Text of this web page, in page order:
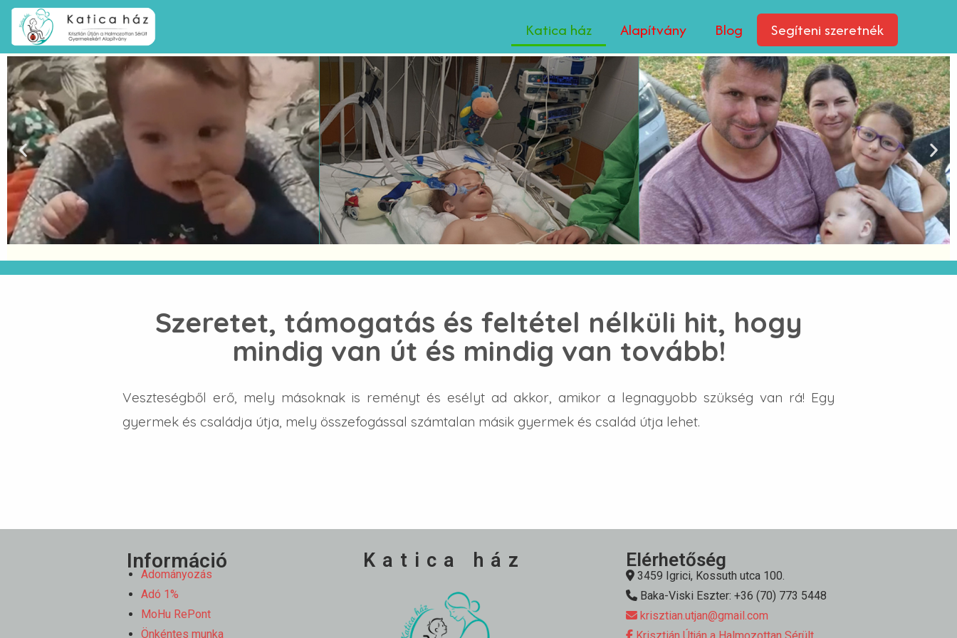
Katica ház Alapítvány Blog Segíteni szeretnék
Szeretet, támogatás és feltétel nélküli hit, hogy
mindig van út és mindig van tovább!
Veszteségből erő, mely másoknak is reményt és esélyt ad akkor, amikor a legnagyobb szükség van rá! Egy
gyermek és családja útja, mely összefogással számtalan másik gyermek és család útja lehet.
Információ
Adományozás
Adó 1%
MoHu RePont
Önkéntes munka
Katica ház Elérhetőség
3459 Igrici, Kossuth utca 100.
Baka-Viski Eszter: +36 (70) 773 5448
krisztian.utjan@gmail.com